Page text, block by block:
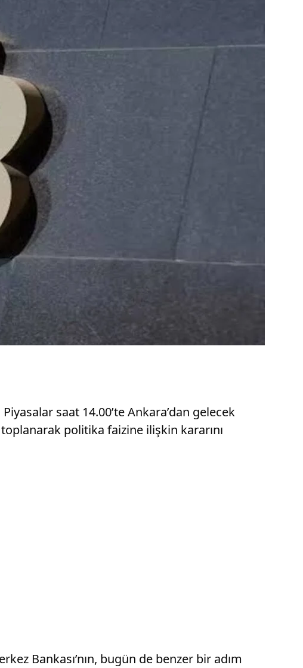
saat 14.00’te Ankara’dan gelecek
politika faizine ilişkin kararını
Bankası’nın, bugün de benzer bir adım